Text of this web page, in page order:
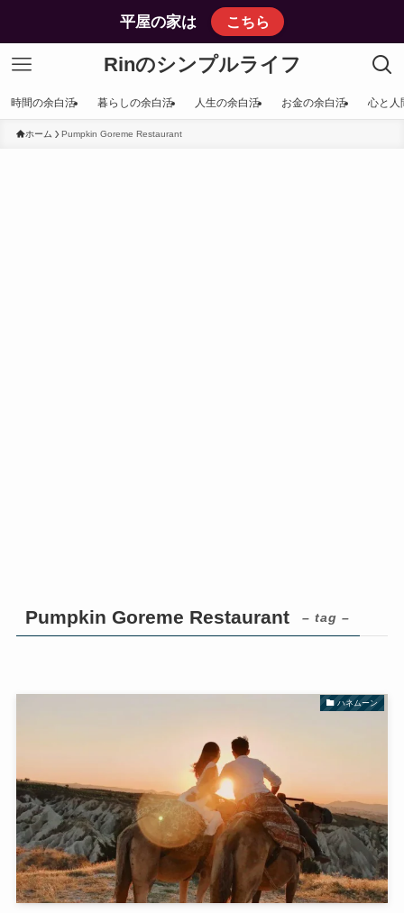
平屋の家は こちら
Rinのシンプルライフ
時間の余白活 暮らしの余白活 人生の余白活 お金の余白活 心と人
ホーム Pumpkin Goreme Restaurant
Pumpkin Goreme Restaurant – tag –
ハネムーン